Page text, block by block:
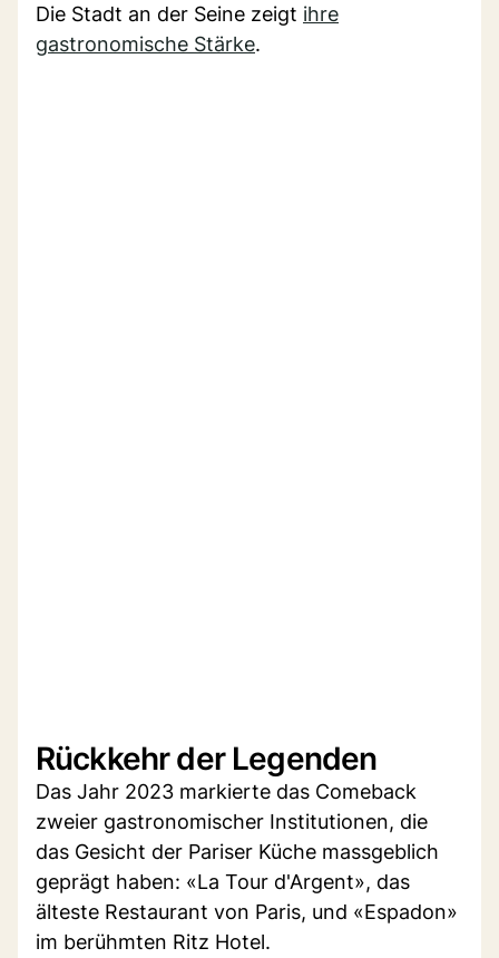
Die Stadt an der Seine zeigt ihre
gastronomische Stärke.
Rückkehr der Legenden
Das Jahr 2023 markierte das Comeback
zweier gastronomischer Institutionen, die
das Gesicht der Pariser Küche massgeblich
geprägt haben: «La Tour d'Argent», das
älteste Restaurant von Paris, und «Espadon»
im berühmten Ritz Hotel.